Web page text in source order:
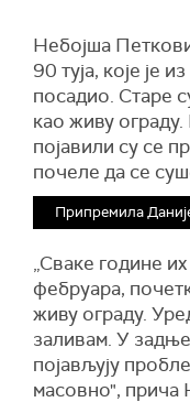
Небојша
90 туја, које је
посадио. Старе
као живу
појавили су се
почеле да се
Припремила
„Сваке године
фебруара,
живу ограду.
заливам. У
појављују
масовно", прича